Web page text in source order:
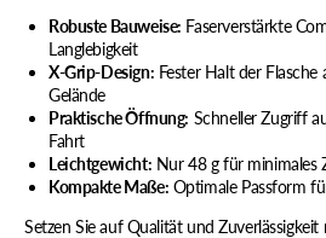
Robuste Bauweise: Faserverstärkte
Langlebigkeit
X-Grip-Design: Fester Halt der
Gelände
Praktische Öffnung: Schneller Zugriff
Fahrt
Leichtgewicht: Nur 48 g für minimales
Kompakte Maße: Optimale Passform
Setzen Sie auf Qualität und